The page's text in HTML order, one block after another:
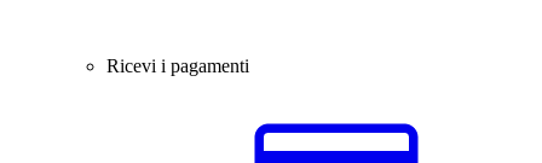
Ricevi i pagamenti